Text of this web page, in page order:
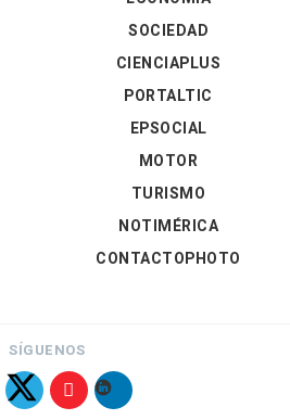
SOCIEDAD
CIENCIAPLUS
PORTALTIC
EPSOCIAL
MOTOR
TURISMO
NOTIMÉRICA
CONTACTOPHOTO
SÍGUENOS